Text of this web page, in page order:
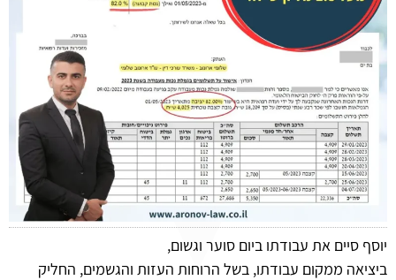
יוסף סיים את עבודתו ביום סוער וגשום,
ביציאה ממקום עבודתו, בשל הרוחות העזות והגשמים, החליק